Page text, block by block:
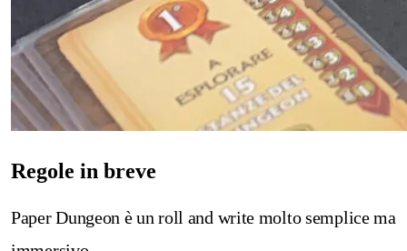
Regole in breve
Paper Dungeon è un roll and write molto semplice ma